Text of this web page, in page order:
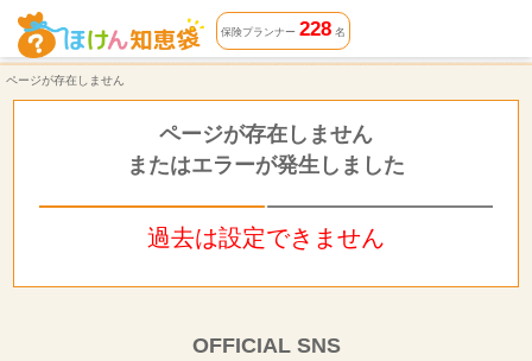
ページが存在しません | ほけん知恵袋
保険プランナー 228名
ページが存在しません
ページが存在しません
またはエラーが発生しました
過去は設定できません
OFFICIAL SNS